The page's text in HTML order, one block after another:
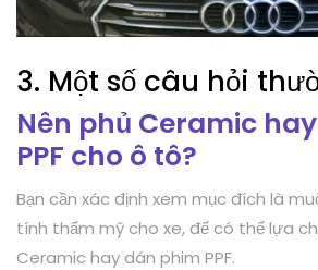
3. Một số câu hỏi
Nên phủ Ceramic
PPF cho ô tô?
Bạn cần xác định xem mục đích là
tính thẩm mỹ cho xe, để có thể lựa
Ceramic hay dán phim PPF.